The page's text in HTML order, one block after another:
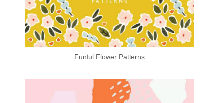
Funful Flower Patterns